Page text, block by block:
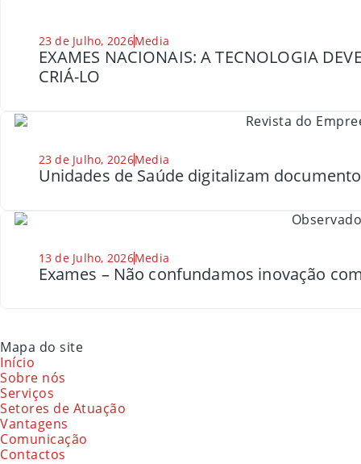
23 de Julho, 2026Media
EXAMES NACIONAIS: A TECNOLOGIA
CRIÁ-LO
23 de Julho, 2026Media
Unidades de Saúde digitalizam
13 de Julho, 2026Media
Exames – Não confundamos inovação
Mapa do site
Início
Sobre nós
Serviços
Setores de Atuação
Vantagens
Comunicação
Contactos